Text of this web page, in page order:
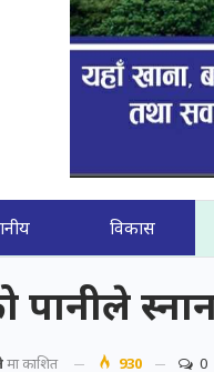
विकास
मा प्रकाशित 930 0